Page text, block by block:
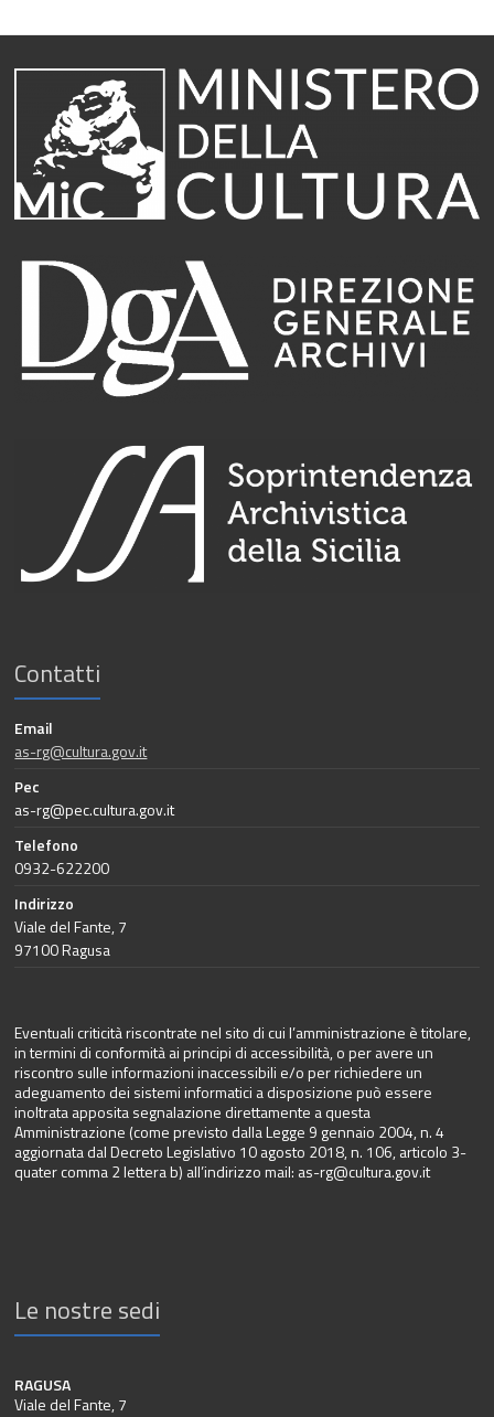
Contatti
Email
as-rg@cultura.gov.it
Pec
as-rg@pec.cultura.gov.it
Telefono
0932-622200
Indirizzo
Viale del Fante, 7
97100 Ragusa
Eventuali criticità riscontrate nel sito di cui l’amministrazione è titolare,
in termini di conformità ai principi di accessibilità, o per avere un
riscontro sulle informazioni inaccessibili e/o per richiedere un
adeguamento dei sistemi informatici a disposizione può essere
inoltrata apposita segnalazione direttamente a questa
Amministrazione (come previsto dalla Legge 9 gennaio 2004, n. 4
aggiornata dal Decreto Legislativo 10 agosto 2018, n. 106, articolo 3-
quater comma 2 lettera b) all’indirizzo mail: as-rg@cultura.gov.it
Le nostre sedi
RAGUSA
Viale del Fante, 7